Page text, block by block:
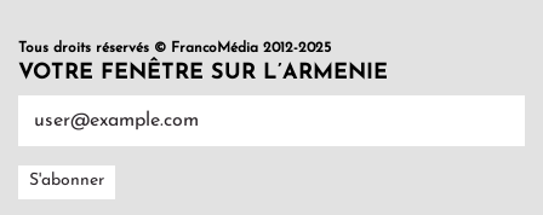
Tous droits réservés © FrancoMédia 2012-2025
VOTRE FENÊTRE SUR L’ARMENIE